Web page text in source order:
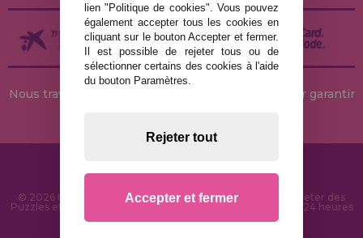
Nous travaillons avec des stocks permanents pour garantir
© 2026 MaisonDesPuzzles.fr - Boutique en ligne pour acheter des
Puzzles et des Casse-têtes sur Internet. Livraison rapide en 24 heures
lien "Politique de cookies". Vous pouvez
également accepter tous les cookies en
cliquant sur le bouton Accepter et fermer.
Il est possible de rejeter tous ou de
sélectionner certains des cookies à l'aide
du bouton Paramètres.
Rejeter tout
Accepter et fermer